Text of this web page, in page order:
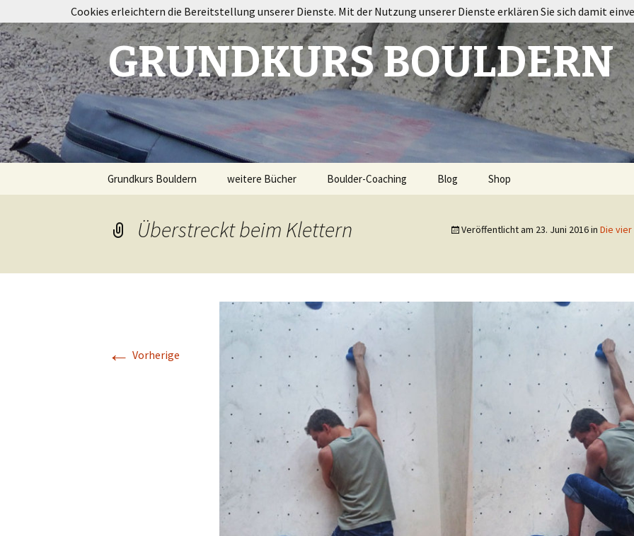
GRUNDKURS BOULDERN
Grundkurs Bouldern weitere Bücher
Destination
Boulder-Coaching Blog Shop
Überstreckt beim Klettern Veröffentlicht am 23. Juni 2016in Die
← Vorherige
Cookies erleichtern die Bereitstellung unserer Dienste. Mit der Nutzung unserer Dienste erklären Sie sich damit